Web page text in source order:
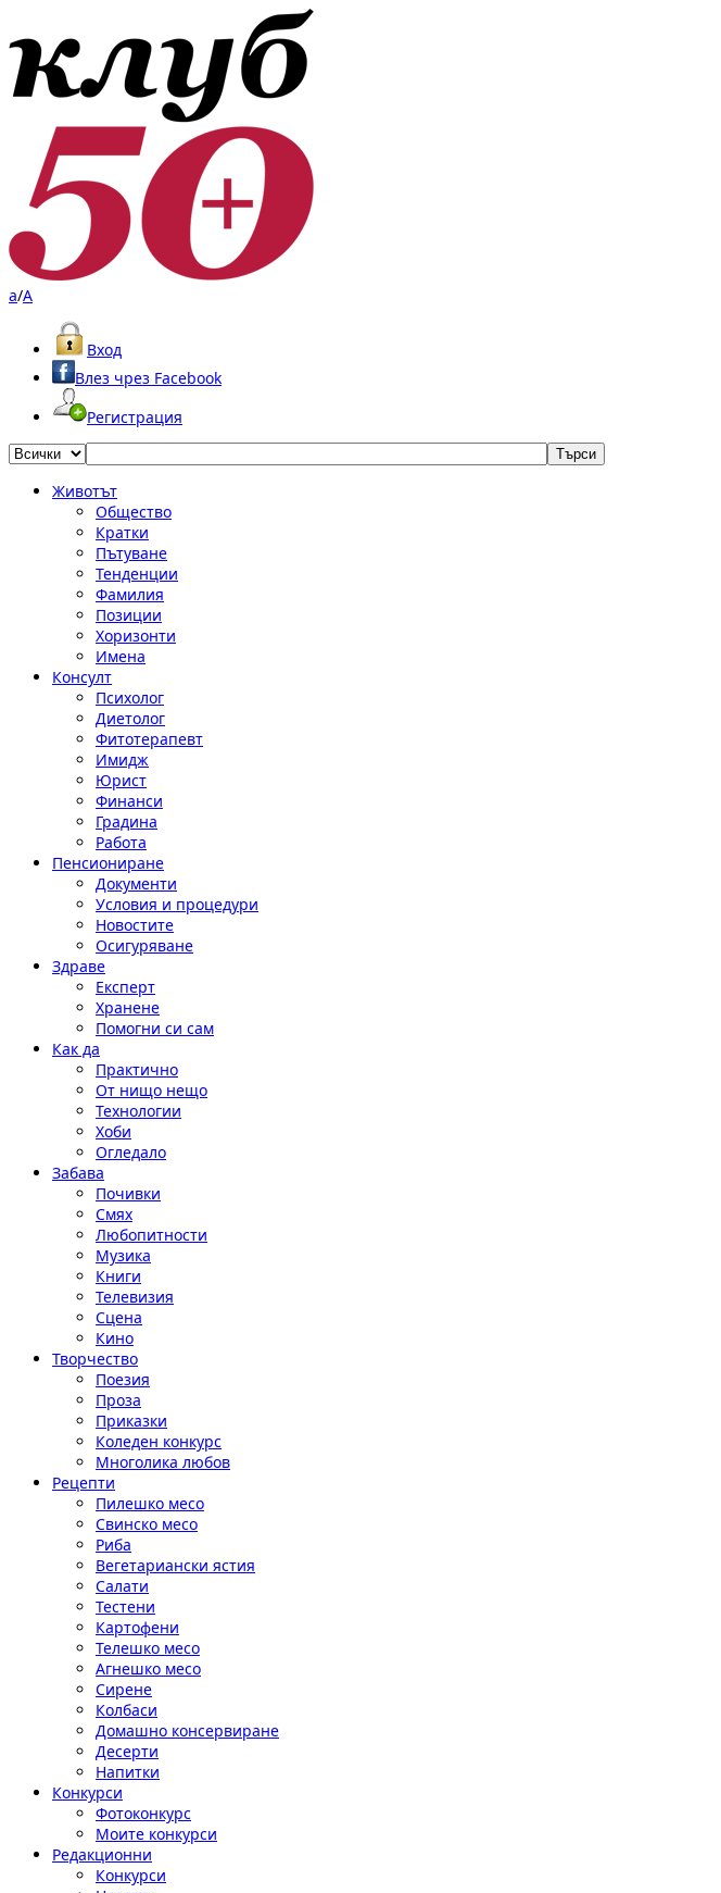
a/A
Вход
Влез чрез Facebook
Регистрация
Животът
Общество
Кратки
Пътуване
Тенденции
Фамилия
Позиции
Хоризонти
Имена
Консулт
Психолог
Диетолог
Фитотерапевт
Имидж
Юрист
Финанси
Градина
Работа
Пенсиониране
Документи
Условия и процедури
Новостите
Осигуряване
Здраве
Експерт
Хранене
Помогни си сам
Как да
Практично
От нищо нещо
Технологии
Хоби
Огледало
Забава
Почивки
Смях
Любопитности
Музика
Книги
Телевизия
Сцена
Кино
Творчество
Поезия
Проза
Приказки
Коледен конкурс
Многолика любов
Рецепти
Пилешко месо
Свинско месо
Риба
Вегетариански ястия
Салати
Тестени
Картофени
Телешко месо
Агнешко месо
Сирене
Колбаси
Домашно консервиране
Десерти
Напитки
Конкурси
Фотоконкурс
Моите конкурси
Редакционни
Конкурси